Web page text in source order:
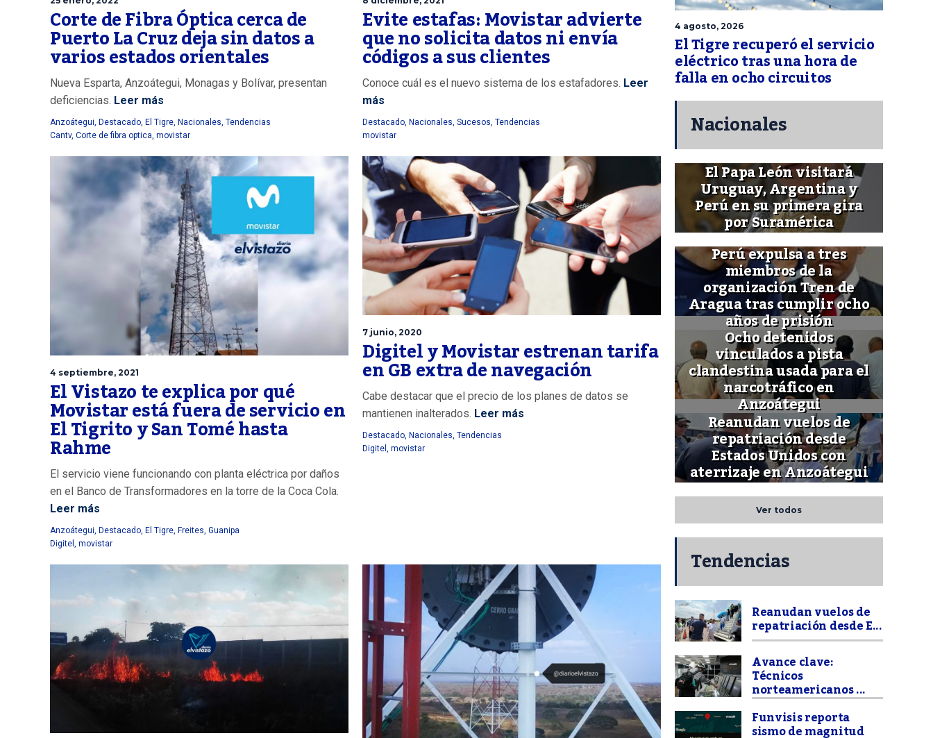
Corte de Fibra Óptica cerca de
Puerto La Cruz deja sin datos a
varios estados orientales
Nueva Esparta, Anzoátegui, Monagas y Bolívar, presentan
deficiencias. Leer más
Anzoátegui Destacado El Tigre Nacionales Tendencias
Cantv, Corte de fibra optica movistar
Evite estafas: Movistar advierte
que no solicita datos ni envía
códigos a sus clientes
Conoce cuál es el nuevo sistema de los estafadores. Leer
más
Destacado Nacionales Sucesos Tendencias
movistar
4 septiembre, 2021
El Vistazo te explica por qué
Movistar está fuera de servicio en
El Tigrito y San Tomé hasta
Rahme
El servicio viene funcionando con planta eléctrica por daños
en el Banco de Transformadores en la torre de la Coca Cola.
Leer más
Anzoátegui Destacado El Tigre Freites Guanipa
Digitel
movistar
7 junio, 2020
Digitel y Movistar estrenan tarifa
en GB extra de navegación
Cabe destacar que el precio de los planes de datos se
mantienen inalterados. Leer más
Destacado, Nacionales, Tendencias
Digitel , movistar
4 agosto, 2026
El Tigre recuperó el servicio
eléctrico tras una hora de
falla en ocho circuitos
Nacionales
El Papa León visitará
Uruguay, Argentina y
Perú en su primera gira
por Suramérica
Perú expulsa a tres
miembros de la
organización Tren de
Aragua tras cumplir ocho
años de prisión
Ocho detenidos
vinculados a pista
clandestina usada para el
narcotráfico en
Anzoátegui
Reanudan vuelos de
repatriación desde
Estados Unidos con
aterrizaje en Anzoátegui
Ver todos
Tendencias
Reanudan vuelos de
repatriación desde E...
Avance clave:
Técnicos
norteamericanos ...
Funvisis reporta
sismo de magnitud